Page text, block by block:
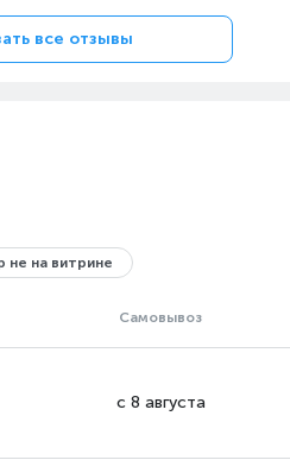
все отзывы
не на витрине
Самовывоз
с 8 августа